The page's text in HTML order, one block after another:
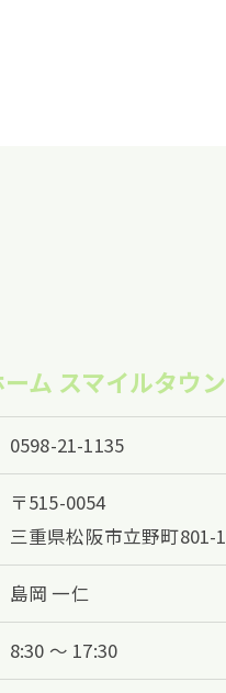
ム スマイルタウン
0598-21-1135
〒515-0054
三重県松阪市立野町801-1
島岡 一仁
8:30 ～ 17:30